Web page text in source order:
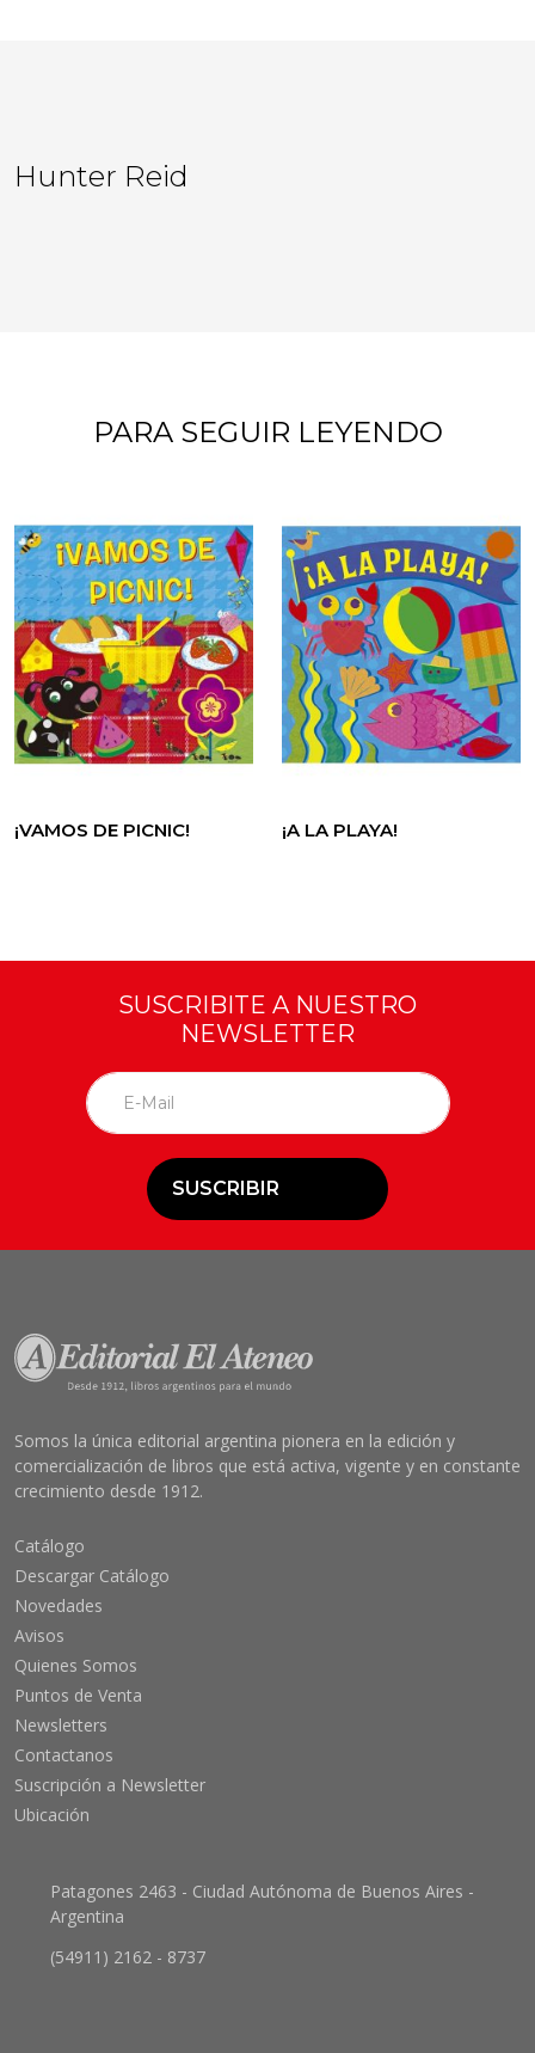
Hunter Reid
PARA SEGUIR LEYENDO
¡VAMOS DE PICNIC! ¡A LA PLAYA!
SUSCRIBITE A NUESTRO
NEWSLETTER
SUSCRIBIR
Somos la única editorial argentina pionera en la edición y
comercialización de libros que está activa, vigente y en constante
crecimiento desde 1912.
Catálogo
Descargar Catálogo
Novedades
Avisos
Quienes Somos
Puntos de Venta
Newsletters
Contactanos
Suscripción a Newsletter
Ubicación
Patagones 2463 - Ciudad Autónoma de Buenos Aires -
Argentina
(54911) 2162 - 8737